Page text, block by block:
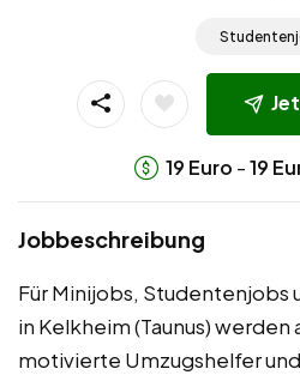
19 Euro -19
Jobbeschreibung
Für Minijobs, Studentenjobs
in Kelkheim (Taunus) werden
motivierte Umzugshelfer